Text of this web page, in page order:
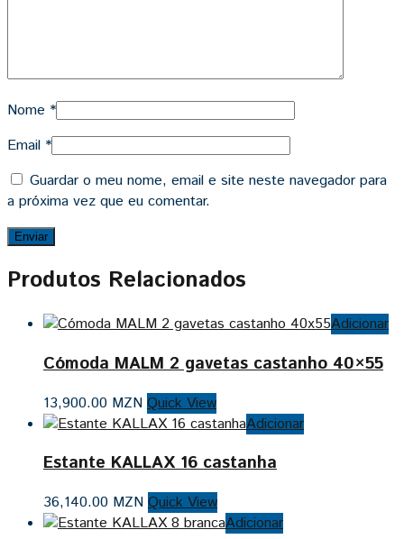
Nome *
Email *
Guardar o meu nome, email e site neste navegador para
a próxima vez que eu comentar.
Produtos Relacionados
Adicionar
Cómoda MALM 2 gavetas castanho 40×55
13,900.00 MZN Quick View
Adicionar
Estante KALLAX 16 castanha
36,140.00 MZN Quick View
Adicionar